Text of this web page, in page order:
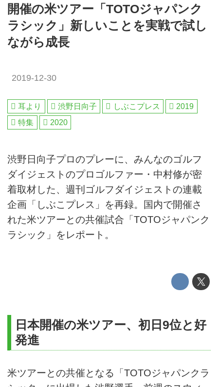
開催の米ツアー「TOTOジャパンク
ラシック」新しいことを実戦で試し
ながら成長
2019-12-30
耳より 渋野日向子 しぶこプレス
2019
特集
2020
渋野日向子プロのプレーに、みんなのゴルフ
ダイジェストのプロゴルファー・中村修が密
着取材した、週刊ゴルフダイジェストの連載
企画「しぶこプレス」を再録。国内で開催さ
れた米ツアーとの共催試合「TOTOジャパンク
ラシック」をレポート。
日本開催の米ツアー、初日9位と好
発進
米ツアーとの共催となる「TOTOジャパンクラ